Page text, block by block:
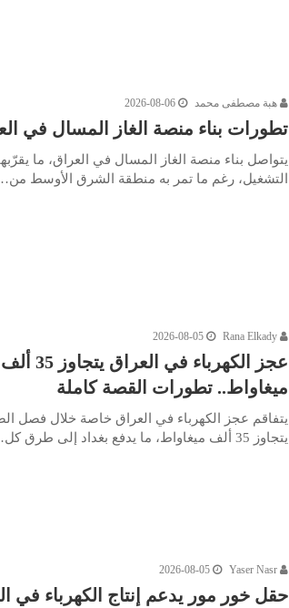
هبة مصطفى محمد 2026-08-06
تطورات بناء منصة الغاز المسال في
يتواصل بناء منصة الغاز المسال في العراق، ما
التشغيل، رغم ما تمر به منطقة الشرق الأوسط
Rana Elkady
2026-08-05
عجز الكهرباء في العراق يتجاوز 35 ألف
ميغاواط.. تطورات القصة كاملة
يتفاقم عجز الكهرباء في العراق خاصة خلال فصل
يتجاوز 35 ألف ميغاواط، ما يدفع بغداد إلى طرق كل…
Yaser Nasr
2026-08-05
حقل خور مور يدعم إنتاج الكهرباء في